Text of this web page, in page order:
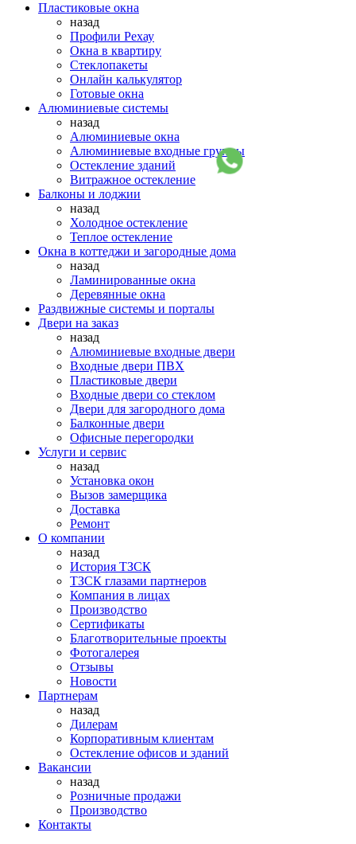
Пластиковые окна
назад
Профили Рехау
Окна в квартиру
Стеклопакеты
Онлайн калькулятор
Готовые окна
Алюминиевые системы
назад
Алюминиевые окна
Алюминиевые входные группы
Остекление зданий
Витражное остекление
Балконы и лоджии
назад
Холодное остекление
Теплое остекление
Окна в коттеджи и загородные дома
назад
Ламинированные окна
Деревянные окна
Раздвижные системы и порталы
Двери на заказ
назад
Алюминиевые входные двери
Входные двери ПВХ
Пластиковые двери
Входные двери со стеклом
Двери для загородного дома
Балконные двери
Офисные перегородки
Услуги и сервис
назад
Установка окон
Вызов замерщика
Доставка
Ремонт
О компании
назад
История ТЗСК
ТЗСК глазами партнеров
Компания в лицах
Производство
Сертификаты
Благотворительные проекты
Фотогалерея
Отзывы
Новости
Партнерам
назад
Дилерам
Корпоративным клиентам
Остекление офисов и зданий
Вакансии
назад
Розничные продажи
Производство
Контакты